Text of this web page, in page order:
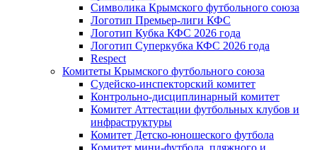
Символика Крымского футбольного союза
Логотип Премьер-лиги КФС
Логотип Кубка КФС 2026 года
Логотип Суперкубка КФС 2026 года
Respect
Комитеты Крымского футбольного союза
Судейско-инспекторский комитет
Контрольно-дисциплинарный комитет
Комитет Аттестации футбольных клубов и
инфраструктуры
Комитет Детско-юношеского футбола
Комитет мини-футбола, пляжного и